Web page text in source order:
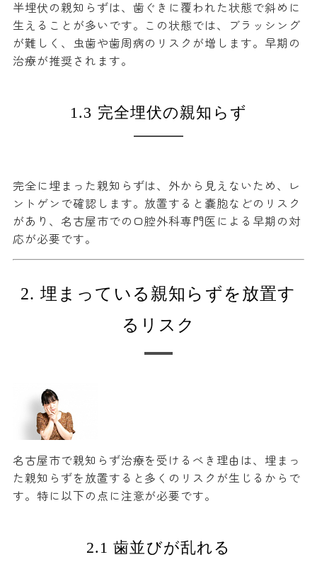
半埋伏の親知らずは、歯ぐきに覆われた状態で斜めに
生えることが多いです。この状態では、ブラッシング
が難しく、虫歯や歯周病のリスクが増します。早期の
治療が推奨されます。
1.3 完全埋伏の親知らず
完全に埋まった親知らずは、外から見えないため、レ
ントゲンで確認します。放置すると嚢胞などのリスク
があり、名古屋市での口腔外科専門医による早期の対
応が必要です。
2. 埋まっている親知らずを放置す
るリスク
名古屋市で親知らず治療を受けるべき理由は、埋まっ
た親知らずを放置すると多くのリスクが生じるからで
す。特に以下の点に注意が必要です。
2.1 歯並びが乱れる